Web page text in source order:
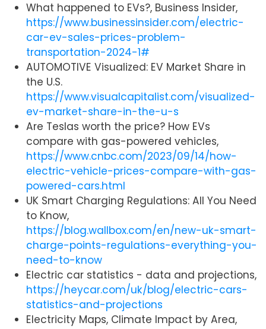
What happened to EVs?, Business Insider,
https://www.businessinsider.com/electric-
car-ev-sales-prices-problem-
transportation-2024-1#
AUTOMOTIVE Visualized: EV Market Share in
the U.S.
https://www.visualcapitalist.com/visualized-
ev-market-share-in-the-u-s
Are Teslas worth the price? How EVs
compare with gas-powered vehicles,
https://www.cnbc.com/2023/09/14/how-
electric-vehicle-prices-compare-with-gas-
powered-cars.html
UK Smart Charging Regulations: All You Need
to Know,
https://blog.wallbox.com/en/new-uk-smart-
charge-points-regulations-everything-you-
need-to-know
Electric car statistics - data and projections,
https://heycar.com/uk/blog/electric-cars-
statistics-and-projections
Electricity Maps, Climate Impact by Area,